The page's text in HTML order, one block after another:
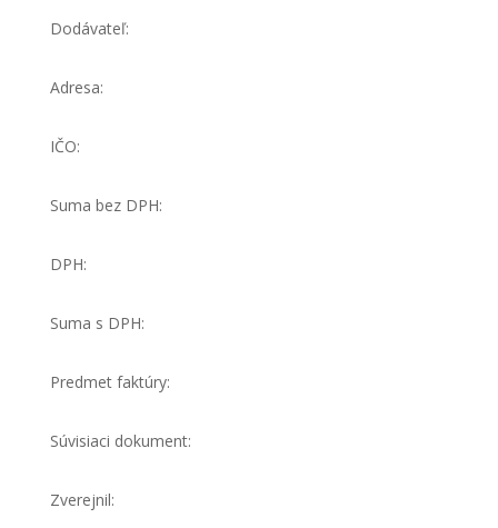
Dodávateľ:
Adresa:
IČO:
Suma bez DPH:
DPH:
Suma s DPH:
Predmet faktúry:
Súvisiaci dokument:
Zverejnil: